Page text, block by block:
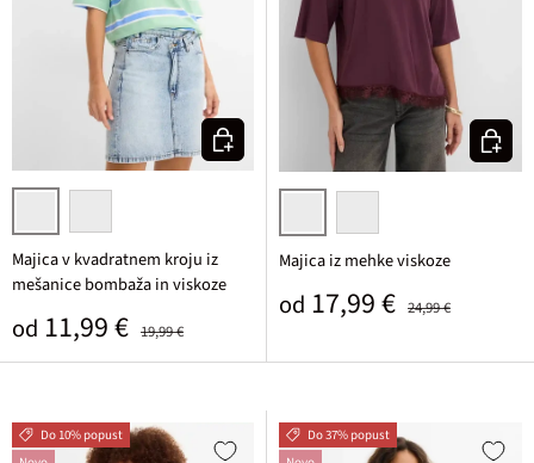
svetlo metina/srednje modra črtasta
rozasta/temno fuksija črtasta
Majica v kvadratnem kroju iz
mešanice bombaža in viskoze
Prodajna cena
od 11,99 € 19,99 €
Izberi varianto
kakavovačrna
Majica iz mehke viskoze
Prodajna cena
od 17,99 € 24,99 €
Izberi
Do 10% popust
Do 37% popust